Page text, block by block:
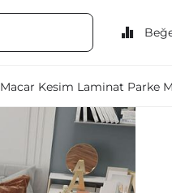
Macar Kesim Laminat Parke